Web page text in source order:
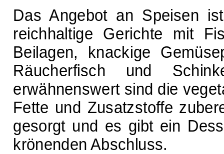
Das Angebot an Speisen
reichhaltige Gerichte mit
Beilagen, knackige
Räucherfisch und
erwähnenswert sind die
Fette und Zusatzstoffe
gesorgt und es gibt ein
krönenden Abschluss.